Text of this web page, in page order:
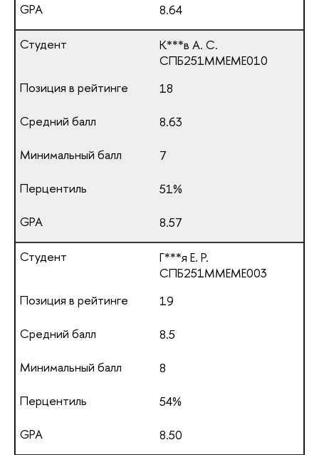
8.64
К***в А. С.
СПБ251ММЕМЕ010
18
8.63
7
51%
8.57
Г***я Е. Р.
СПБ251ММЕМЕ003
19
8.5
8
54%
8.50